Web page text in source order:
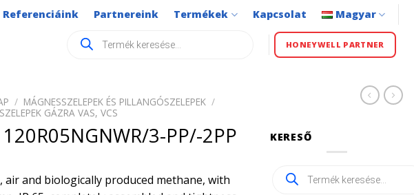
Referenciáink Partnereink Termékek Kapcsolat Magyar
search HONEYWELL PARTNER
/ MÁGNESSZELEPEK ÉS PILLANGÓSZELEPEK /
GÁZRA VAS, VCS
120R05NGNWR/3-PP/-2PP
air and biologically produced methane, with
KERESŐ
Products
search